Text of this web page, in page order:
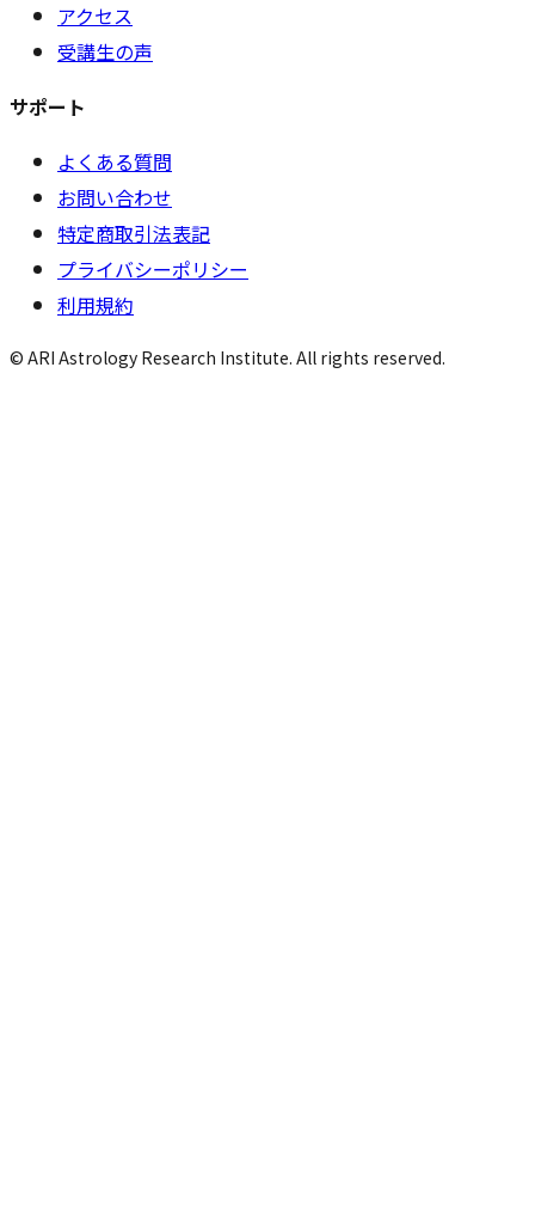
アクセス
受講生の声
サポート
よくある質問
お問い合わせ
特定商取引法表記
プライバシーポリシー
利用規約
© ARI Astrology Research Institute. All rights reserved.